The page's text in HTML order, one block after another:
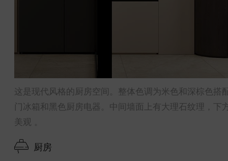
这是现代风格的厨房空间。整体色调为米色和深棕色
门冰箱和黑色厨房电器。中间墙面上有大理石纹理，
美观 。
厨房